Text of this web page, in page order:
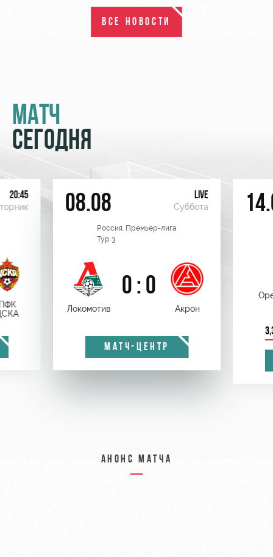
ВСЕ НОВОСТИ
МАТЧ
СЕГОДНЯ
20:45 08.08 LIVE
Суббота
Россия. Премьер-лига
Тур 3
Локомотив
0 : 0
Акрон
МАТЧ-ЦЕНТР
Анонс матча